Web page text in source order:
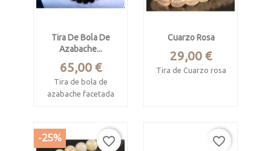
Idóneo para montar
Tira De Bola De
Azabache...
Precio
65,00 €
Tira de bola de
azabache facetada
Diametro de la bola :
Cuarzo Rosa
Precio
29,00 €
Tira de Cuarzo rosa
Longitud 40 cm.
Cuentas con forma
-25% favorite_border favorite_border